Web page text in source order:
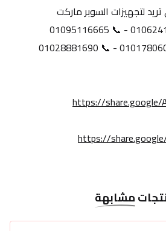
https://share.google/
https://
مشابهة